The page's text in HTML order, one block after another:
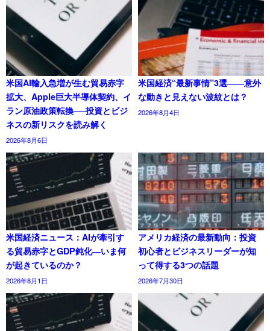
米国AI輸入急増が生む貿易赤字
拡大、Apple巨大半導体契約、イ
ラン原油政策転換──投資とビジ
ネスの新リスクを読み解く
2026年8月6日
米国経済“最新事情”3選――意外
な動きと見えない波紋とは？
2026年8月4日
米国経済ニュース：AIが牽引す
る貿易赤字とGDP鈍化―いま何
が起きているのか？
2026年8月1日
アメリカ経済の最新動向：投資
初心者とビジネスリーダーが知
って得する3つの話題
2026年7月30日